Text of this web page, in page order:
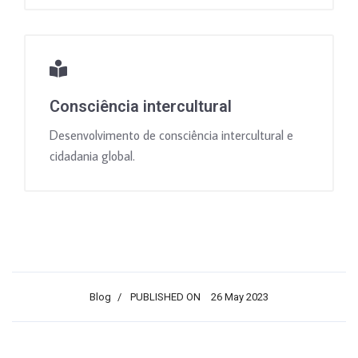
Consciência intercultural
Desenvolvimento de consciência intercultural e
cidadania global.
Blog PUBLISHED ON 26 May 2023